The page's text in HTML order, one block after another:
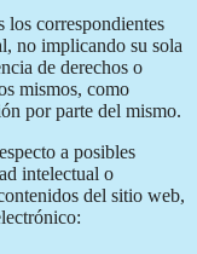
los correspondientes
no implicando su sola
de derechos o
mismos, como
por parte del mismo.
a posibles
intelectual o
del sitio web,